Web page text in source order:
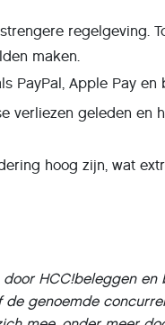
regelgeving.
maken.
PayPal, Apple Pay en
verliezen geleden en
hoog zijn, wat
HCC!beleggen en
genoemde